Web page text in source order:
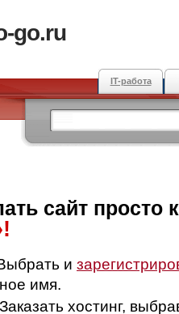
go.ru
IT-работа
сайт просто
и
имя.
Заказать хостинг,